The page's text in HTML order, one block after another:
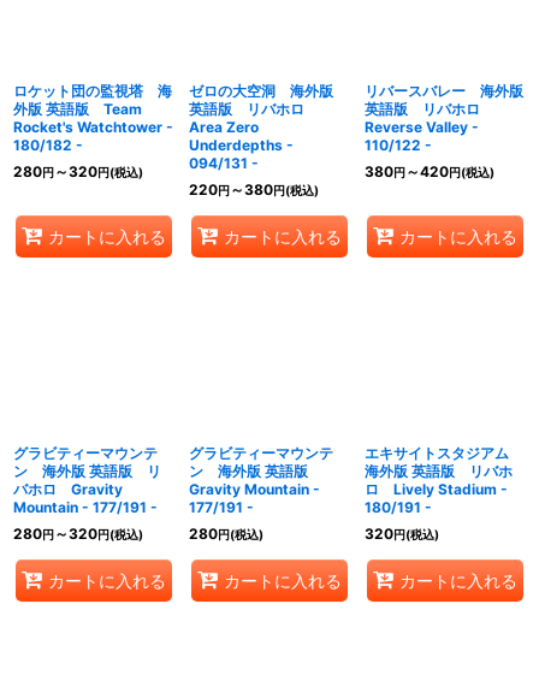
ロケット団の監視塔 海
外版 英語版 Team
Rocket's Watchtower -
180/182 -
280円～320円(税込)
カートに入れる
ゼロの大空洞 海外版
英語版 リバホロ
Area Zero
Underdepths -
094/131 -
220円～380円(税込)
カートに入れる
リバースバレー 海外版
英語版 リバホロ
Reverse Valley -
110/122 -
380円～420円(税込)
カートに入れる
グラビティーマウンテ
ン 海外版 英語版 リ
バホロ Gravity
Mountain - 177/191 -
280円～320円(税込)
カートに入れる
グラビティーマウンテ
ン 海外版 英語版
Gravity Mountain -
177/191 -
280円(税込)
カートに入れる
エキサイトスタジアム
海外版 英語版 リバホ
ロ Lively Stadium -
180/191 -
320円(税込)
カートに入れる